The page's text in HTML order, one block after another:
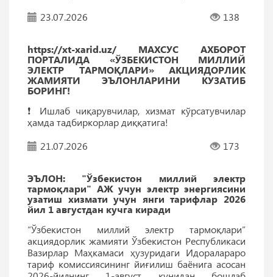
23.07.2026
138
https://xt-xarid.uz/ МАХСУС АХБОРОТ
ПОРТАЛИДА «ЎЗБЕКИСТОН МИЛЛИЙ
ЭЛЕКТР ТАРМОҚЛАРИ» АКЦИЯДОРЛИК
ЖАМИЯТИ ЭЪЛОНЛАРИНИ КУЗАТИБ
БОРИНГ!
❗️ Ишлаб чиқарувчилар, хизмат кўрсатувчилар
ҳамда тадбиркорлар диққатига!
21.07.2026
173
ЭЪЛОН: "Ўзбекистон миллий электр
тармоқлари" АЖ учун электр энергиясини
узатиш хизмати учун янги тарифлар 2026
йил 1 августдан кучга киради
“Ўзбекистон миллий электр тармоқлари”
акциядорлик жамияти Ўзбекистон Республикаси
Вазирлар Маҳкамаси ҳузуридаги Идоралараро
тариф комиссиясининг йиғилиш баёнига асосан